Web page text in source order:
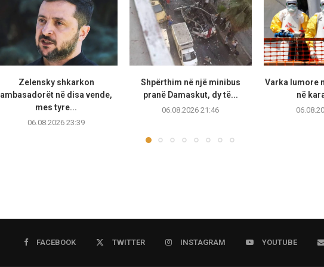
Zelensky shkarkon
ambasadorët në disa vende,
mes tyre...
06.08.2026 23:39
Shpërthim në një minibus
pranë Damaskut, dy të...
06.08.2026 21:46
Varka lumore
në
FACEBOOK TWITTER INSTAGRAM YOUTUBE